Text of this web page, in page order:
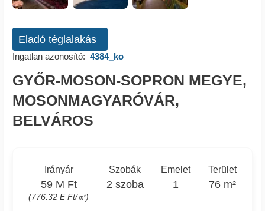
Eladó téglalakás
Ingatlan azonosító: 4384_ko
GYŐR-MOSON-SOPRON MEGYE,
MOSONMAGYARÓVÁR,
BELVÁROS
Irányár
59 M Ft
(776.32 E Ft/㎡)
Szobák
2 szoba
Emelet
1
Terület
76 m²